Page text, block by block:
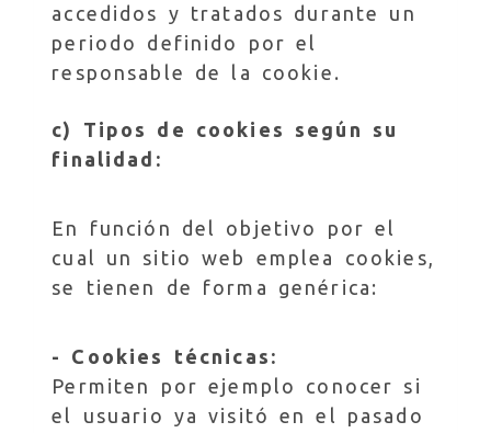
accedidos y tratados durante un
periodo definido por el
responsable de la cookie.
c) Tipos de cookies según su
finalidad:
En función del objetivo por el
cual un sitio web emplea cookies,
se tienen de forma genérica:
- Cookies técnicas:
Permiten por ejemplo conocer si
el usuario ya visitó en el pasado